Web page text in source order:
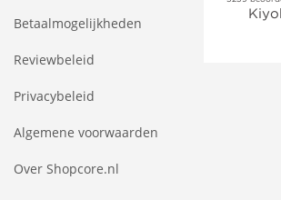
Betaalmogelijkheden
Reviewbeleid
Privacybeleid
Algemene voorwaarden
Over Shopcore.nl